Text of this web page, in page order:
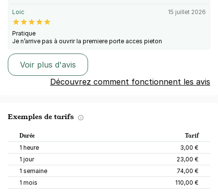
Loic 15 juillet 2026
Pratique
Je n’arrive pas à ouvrir la premiere porte acces pieton
Voir plus d'avis
Découvrez comment fonctionnent les avis
Exemples de tarifs
Durée Tarif
1 heure
3,00 €
1 jour
23,00 €
1 semaine
74,00 €
1 mois
110,00 €